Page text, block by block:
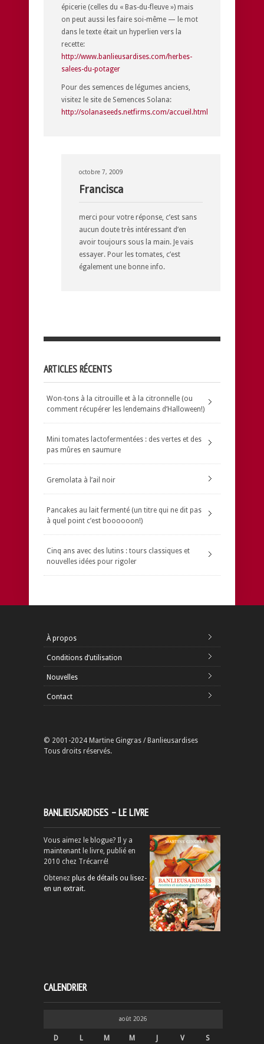
épicerie (celles du « Bas-du-fleuve ») mais
on peut aussi les faire soi-même — le mot
dans le texte était un hyperlien vers la
recette:
http://www.banlieusardises.com/herbes-
salees-du-potager
Pour des semences de légumes anciens,
visitez le site de Semences Solana:
http://solanaseeds.netfirms.com/accueil.html
octobre 7, 2009
Francisca
merci pour votre réponse, c’est sans
aucun doute très intéressant d’en
avoir toujours sous la main. Je vais
essayer. Pour les tomates, c’est
également une bonne info.
ARTICLES RÉCENTS
Won-tons à la citrouille et à la citronnelle (ou
comment récupérer les lendemains d’Halloween!)
Mini tomates lactofermentées : des vertes et des
pas mûres en saumure
Gremolata à l’ail noir
Pancakes au lait fermenté (un titre qui ne dit pas
à quel point c’est boooooon!)
Cinq ans avec des lutins : tours classiques et
nouvelles idées pour rigoler
À propos
Conditions d’utilisation
Nouvelles
Contact
© 2001-2024 Martine Gingras / Banlieusardises
Tous droits réservés.
BANLIEUSARDISES – LE LIVRE
Vous aimez le blogue? Il y a
maintenant le livre, publié en
2010 chez Trécarré!
Obtenez plus de détails ou lisez-
en un extrait.
CALENDRIER
août 2026
D L M M J V S